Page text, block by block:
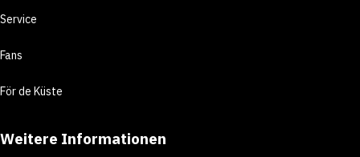
Service
Fans
För de Küste
Weitere Informationen